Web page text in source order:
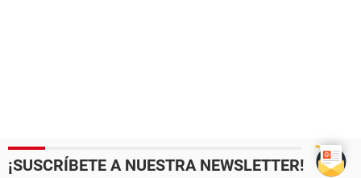
¡SUSCRÍBETE A NUESTRA NEWSLETTER!